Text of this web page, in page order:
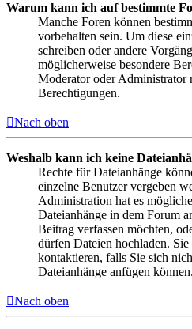
Warum kann ich auf bestimmte
Manche Foren können
vorbehalten sein. Um diese
schreiben oder andere
möglicherweise besondere
Moderator oder Administrator
Berechtigungen.
Nach oben
Weshalb kann ich keine
Rechte für Dateianhänge
einzelne Benutzer vergeben
Administration hat es
Dateianhänge in dem Forum
Beitrag verfassen möchten,
dürfen Dateien hochladen.
kontaktieren, falls Sie sich
Dateianhänge anfügen können.
Nach oben